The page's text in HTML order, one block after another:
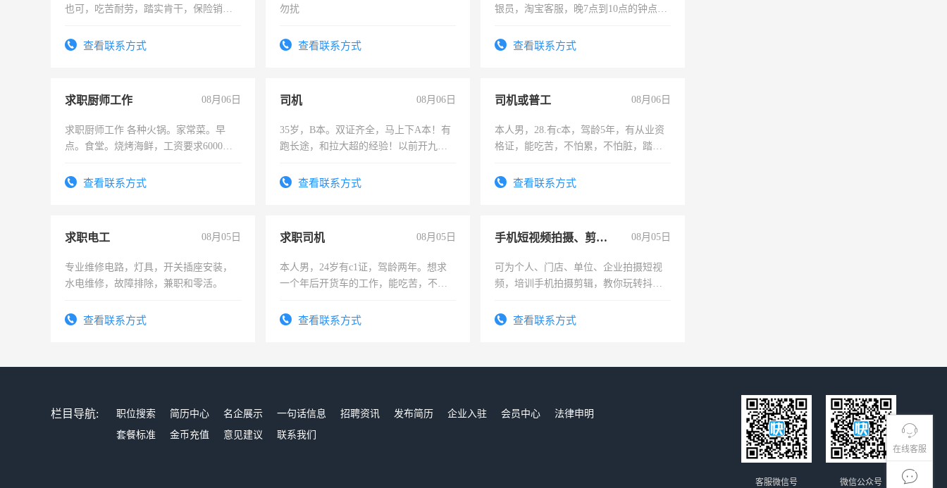
在线客服
也可，吃苦耐劳，踏实肯干，保险销售
查看联系方式
勿扰
查看联系方式
银员，淘宝客服，晚7点到10点的钟点
号同微信查看联系方式
求职厨师工作 08月06日
求职厨师工作 各种火锅。家常菜。早
点。食堂。烧烤海鲜，工资要求6000以
查看联系方式
司机 08月06日
35岁，B本。双证齐全，马上下A本！有
跑长途，和拉大超的经验！以前开九米
查看联系方式
司机或普工 08月06日
本人男，28.有c本，驾龄5年，有从业资
格证，能吃苦，不怕累，不怕脏，踏
查看联系方式
求职电工 08月05日
专业维修电路，灯具，开关插座安装，
水电维修，故障排除，兼职和零活。
查看联系方式
求职司机 08月05日
本人男，24岁有c1证，驾龄两年。想求
一个年后开货车的工作，能吃苦，不怕
查看联系方式
手机短视频拍摄、剪辑、抖音快手 08月05日
可为个人、门店、单位、企业拍摄短视
频，培训手机拍摄剪辑，教你玩转抖音
频，培训手机拍摄剪辑，教你玩转抖
查看联系方式
栏目导航: 职位搜索 简历中心 名企展示 一句话信息 招聘资讯 发布简历 企业入驻 会员中心
法律申明
套餐标准
金币充值 意见建议 联系我们
微信公众号
客服微信号